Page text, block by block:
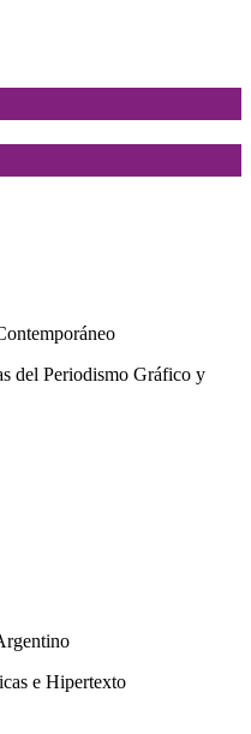
del Periodismo Gráfico y
e Hipertexto